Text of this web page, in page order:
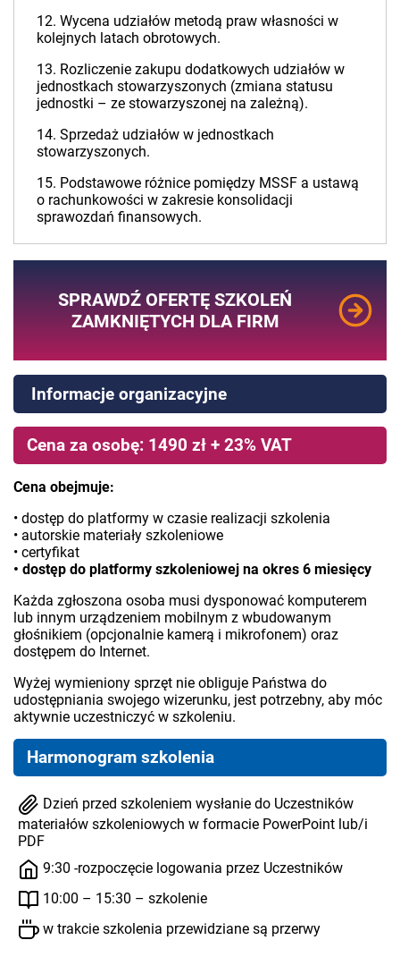
12. Wycena udziałów metodą praw własności w
kolejnych latach obrotowych.
13. Rozliczenie zakupu dodatkowych udziałów w
jednostkach stowarzyszonych (zmiana statusu
jednostki – ze stowarzyszonej na zależną).
14. Sprzedaż udziałów w jednostkach
stowarzyszonych.
15. Podstawowe różnice pomiędzy MSSF a ustawą
o rachunkowości w zakresie konsolidacji
sprawozdań finansowych.
SPRAWDŹ OFERTĘ SZKOLEŃ
ZAMKNIĘTYCH DLA FIRM
Informacje organizacyjne
Cena za osobę: 1490 zł + 23% VAT
Cena obejmuje:
• dostęp do platformy w czasie realizacji szkolenia
• autorskie materiały szkoleniowe
• certyfikat
• dostęp do platformy szkoleniowej na okres 6 miesięcy
Każda zgłoszona osoba musi dysponować komputerem
lub innym urządzeniem mobilnym z wbudowanym
głośnikiem (opcjonalnie kamerą i mikrofonem) oraz
dostępem do Internet.
Wyżej wymieniony sprzęt nie obliguje Państwa do
udostępniania swojego wizerunku, jest potrzebny, aby móc
aktywnie uczestniczyć w szkoleniu.
Harmonogram szkolenia
Dzień przed szkoleniem wysłanie do Uczestników
materiałów szkoleniowych w formacie PowerPoint lub/i
PDF
9:30 -rozpoczęcie logowania przez Uczestników
10:00 – 15:30 – szkolenie
w trakcie szkolenia przewidziane są przerwy